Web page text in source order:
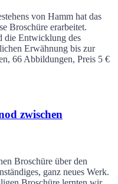
von Hamm hat das
Broschüre erarbeitet.
die Entwicklung des
Erwähnung bis zur
66 Abbildungen, Preis 5 €
zwischen
Broschüre über den
ganz neues Werk.